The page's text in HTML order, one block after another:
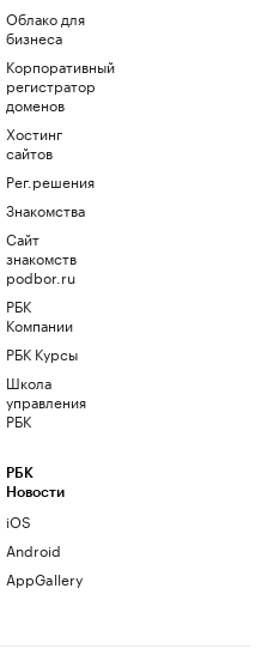
Облако для
бизнеса
Корпоративный
регистратор
доменов
Хостинг
сайтов
Рег.решения
Знакомства
Сайт
знакомств
podbor.ru
РБК
Компании
РБК Курсы
Школа
управления
РБК
РБК
Новости
iOS
Android
AppGallery